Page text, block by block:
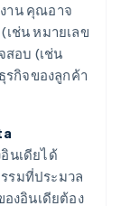
าน คุณอาจ
เช่น หมายเลข
สอบ (เช่น
รกิจของลูกค้า
นเดียได้
รมที่ประมวล
องอินเดียต้อง